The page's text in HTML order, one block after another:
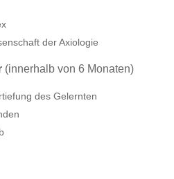
der Axiologie
(innerhalb von 6 Monaten)
des Gelernten